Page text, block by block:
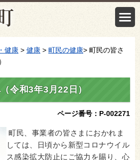
健康 > 健康 > 町民の健康> 町民の皆さ
令和3年3月22日）
ページ番号：P-002271
町民、事業者の皆さまにおかれま
しては、日頃から新型コロナウイル
ス感染拡大防止にご協力を賜り、心